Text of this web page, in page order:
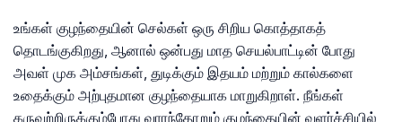
உங்கள் குழந்தையின் செல்கள் ஒரு சிறிய கொத்தாகத்
தொடங்குகிறது, ஆனால் ஒன்பது மாத செயல்பாட்டின் போது
அவள் முக அம்சங்கள், துடிக்கும் இதயம் மற்றும் கால்களை
உதைக்கும் அற்புதமான குழந்தையாக மாறுகிறாள். நீங்கள்
கருவுற்றிருக்கும்போது வாரந்தோறும் குழந்தையின் வளர்ச்சியில்